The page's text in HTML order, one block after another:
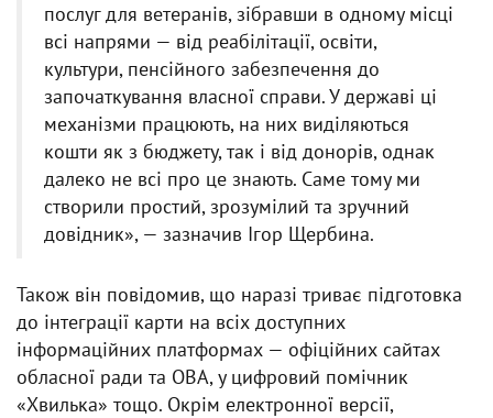
послуг для ветеранів, зібравши в одному місці
всі напрями — від реабілітації, освіти,
культури, пенсійного забезпечення до
започаткування власної справи. У державі ці
механізми працюють, на них виділяються
кошти як з бюджету, так і від донорів, однак
далеко не всі про це знають. Саме тому ми
створили простий, зрозумілий та зручний
довідник», — зазначив Ігор Щербина.
Також він повідомив, що наразі триває підготовка
до інтеграції карти на всіх доступних
інформаційних платформах — офіційних сайтах
обласної ради та ОВА, у цифровий помічник
«Хвилька» тощо. Окрім електронної версії,